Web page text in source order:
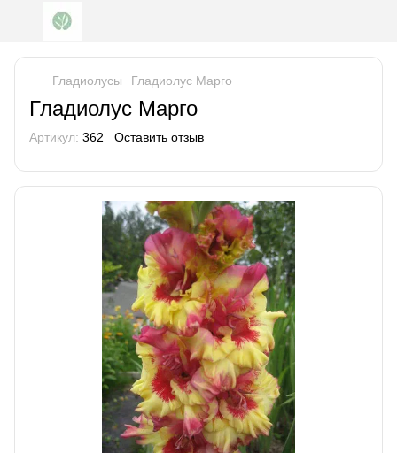
Гладиолусы Гладиолус Марго
Гладиолус Марго
Артикул: 362 Оставить отзыв